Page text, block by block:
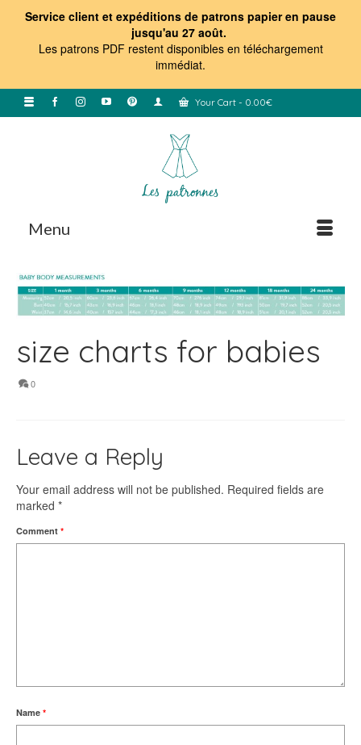
Service client et expéditions de patrons papier en pause
jusqu'au 27 août.
Les patrons PDF restent disponibles en téléchargement
immédiat.
Your Cart - 0.00€
Menu
size charts for babies
0
Leave a Reply
Your email address will not be published. Required fields are
marked *
Comment *
Name *